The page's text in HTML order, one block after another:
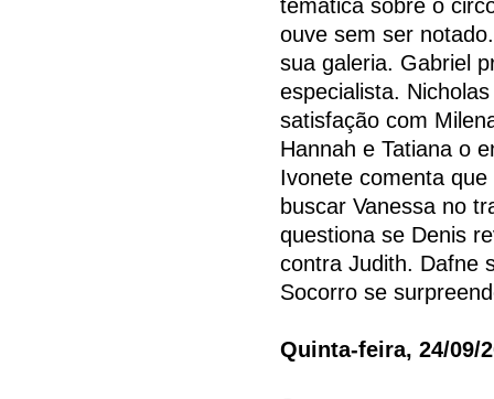
ouve sem ser
sua galeria. Gabriel
especialista.
satisfação com
Hannah e Tatiana o
Ivonete comenta
buscar Vanessa no
questiona se Denis
contra Judith. Dafne
Socorro se
Quinta-feira, 24/09/